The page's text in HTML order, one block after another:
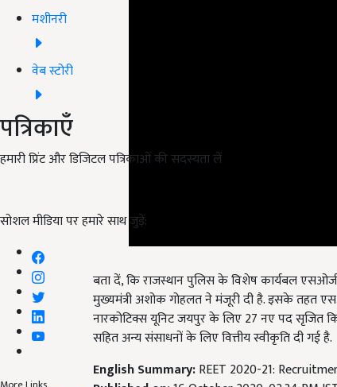
मशीनरी
वेब स्टोरी
पत्रिकाएँ
हमारी प्रिंट और डिजिटल पत्रिकाओं की सदस्यता लें
सोशल मीडिया पर हमारे साथ जुड़ें:
मुख्यमंत्री अशोक गोहलत ने मंजूरी दी है. इसके तहत
नारकोटिक्स यूनिट जयपुर के लिए 27 नए पद सृजित
सहित अन्य संसाधनों के लिए वित्तीय स्वीकृति दी गई है.
REET 2020-21:
Published on:16 October 2020, 02:34 PM